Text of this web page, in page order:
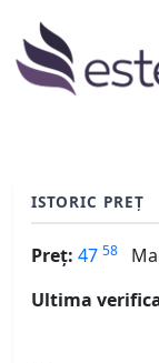
ISTORIC PREȚ
Preț: 47 58
Ultima